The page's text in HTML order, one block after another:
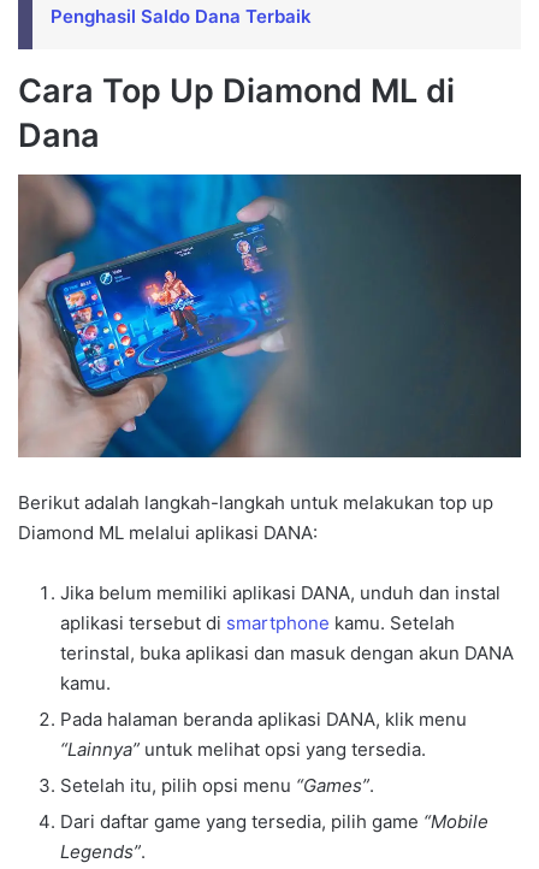
Penghasil Saldo Dana Terbaik
Cara Top Up Diamond ML di
Dana
Berikut adalah langkah-langkah untuk melakukan top up
Diamond ML melalui aplikasi DANA:
Jika belum memiliki aplikasi DANA, unduh dan instal
aplikasi tersebut di smartphone kamu. Setelah
terinstal, buka aplikasi dan masuk dengan akun DANA
kamu.
Pada halaman beranda aplikasi DANA, klik menu
“Lainnya” untuk melihat opsi yang tersedia.
Setelah itu, pilih opsi menu “Games”.
Dari daftar game yang tersedia, pilih game “Mobile
Legends”.